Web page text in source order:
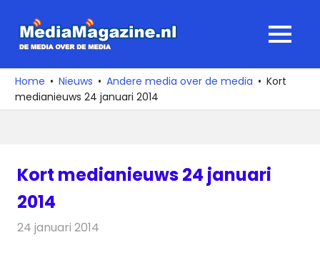
naar
media
over
de
MENU
Home Nieuws Andere media over de media
Kort
medianieuws 24 januari 2014
Kort medianieuws 24 januari
2014
24 januari 2014